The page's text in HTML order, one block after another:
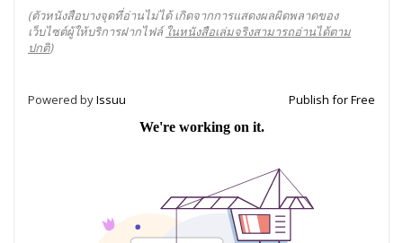
(ตัวหนังสือบางจุดที่อ่านไม่ได้ เกิดจากการแสดงผลผิดพลาดของ
เว็บไซต์ผู้ให้บริการฝากไฟล์ ในหนังสือเล่มจริงสามารถอ่านได้ตาม
ปกติ)
Powered byIssuu Publish for Free